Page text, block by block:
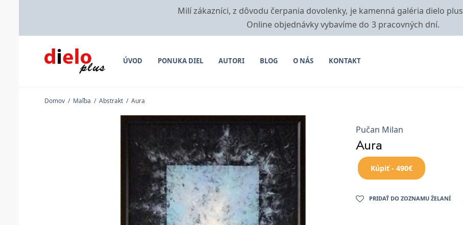
Milí zákazníci, z dôvodu čerpania dovolenky, je kamenná galéria dielo plus
Online objednávky vybavíme do 3 pracovných dní.
ÚVOD PONUKA DIEL AUTORI BLOG O NÁS KONTAKT
Domov / Maľba / Abstrakt / Aura
Pučan Milan
Aura
Kúpiť - 490€
PRIDAŤ DO ZOZNAMU ŽELANÍ